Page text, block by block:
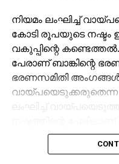
നിയമം ലംഘിച്ച്
കോടി രൂപയുടെ
വകുപ്പിന്റെ
പേരാണ് ബാങ്കിന്റെ
ഭരണസമിതി അംഗങ്ങള്‍
വായ്പയെടുക്കരുതെന്ന
ലംഘിച്ച്
ഭരണസമിതി